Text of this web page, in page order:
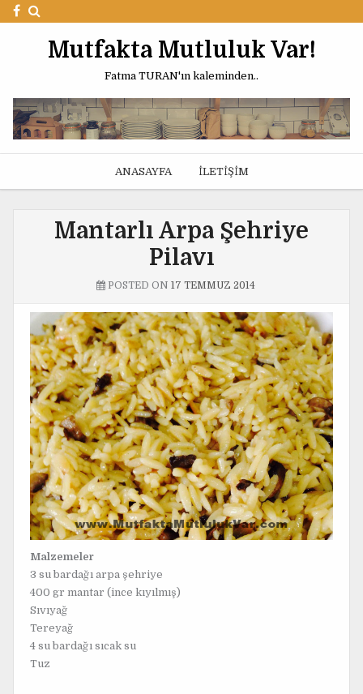
Mutfakta Mutluluk Var!
Fatma TURAN'ın kaleminden..
ANASAYFA İLETIŞIM
Mantarlı Arpa Şehriye
Pilavı
POSTED ON 17 TEMMUZ 2014
Malzemeler
3 su bardağı arpa şehriye
400 gr mantar (ince kıyılmış)
Sıvıyağ
Tereyağ
4 su bardağı sıcak su
Tuz